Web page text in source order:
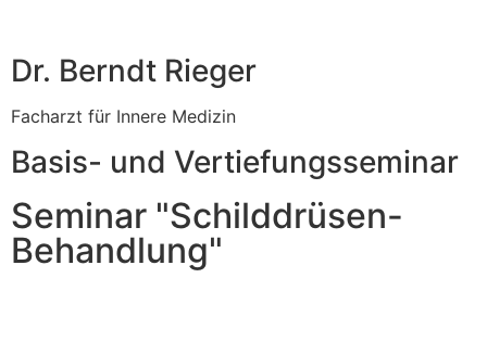
Dr. Berndt Rieger
Facharzt für Innere Medizin
Basis- und Vertiefungsseminar
Seminar "Schilddrüsen-
Behandlung"